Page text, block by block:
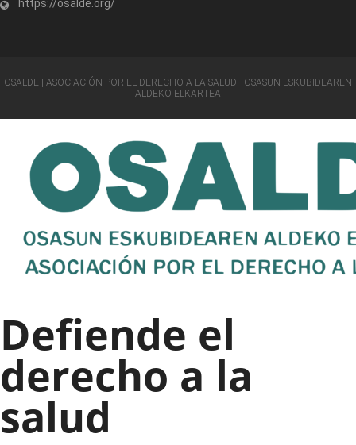
https://osalde.org/
OSALDE | ASOCIACIÓN POR EL DERECHO A LA SALUD · OSASUN ESKUBIDEAREN
ALDEKO ELKARTEA
Defiende el
derecho a la
salud